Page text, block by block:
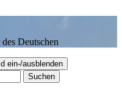
Deutschen
ein-/ausblenden